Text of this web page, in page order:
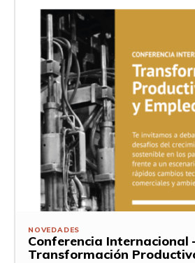
NOVEDADES
Conferencia Internacional
Transformación